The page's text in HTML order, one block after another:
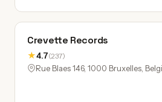
Crevette Records
★4.7(237)
Rue Blaes 146, 1000 Bruxelles,